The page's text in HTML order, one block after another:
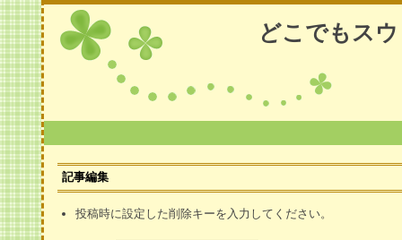
どこでもス
記事編集
投稿時に設定した削除キーを入力してください。